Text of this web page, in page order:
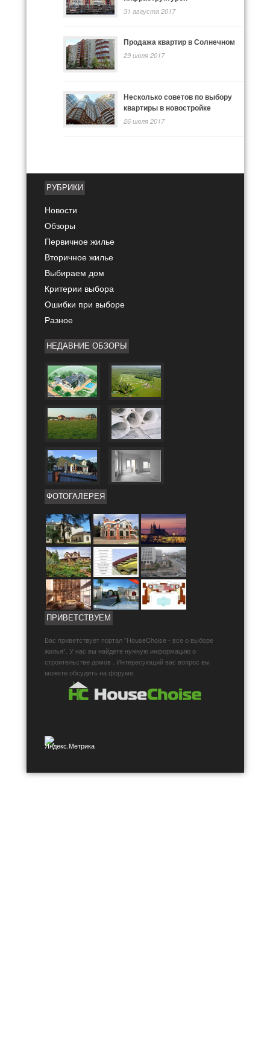
31 августа 2017
Продажа квартир в Солнечном
29 июля 2017
Несколько советов по выбору
квартиры в новостройке
26 июля 2017
РУБРИКИ
Новости
Обзоры
Первичное жилье
Вторичное жилье
Выбираем дом
Критерии выбора
Ошибки при выборе
Разное
НЕДАВНИЕ ОБЗОРЫ
ФОТОГАЛЕРЕЯ
ПРИВЕТСТВУЕМ
Вас приветствует портал "HouseChoise - все о выборе
жилья". У нас вы найдете нужную информацию о
строительстве домов . Интересующий вас вопрос вы
можете обсудить на форуме.